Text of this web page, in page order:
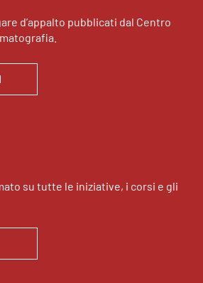
d’appalto pubblicati dal Centro
su tutte le iniziative, i corsi e gli